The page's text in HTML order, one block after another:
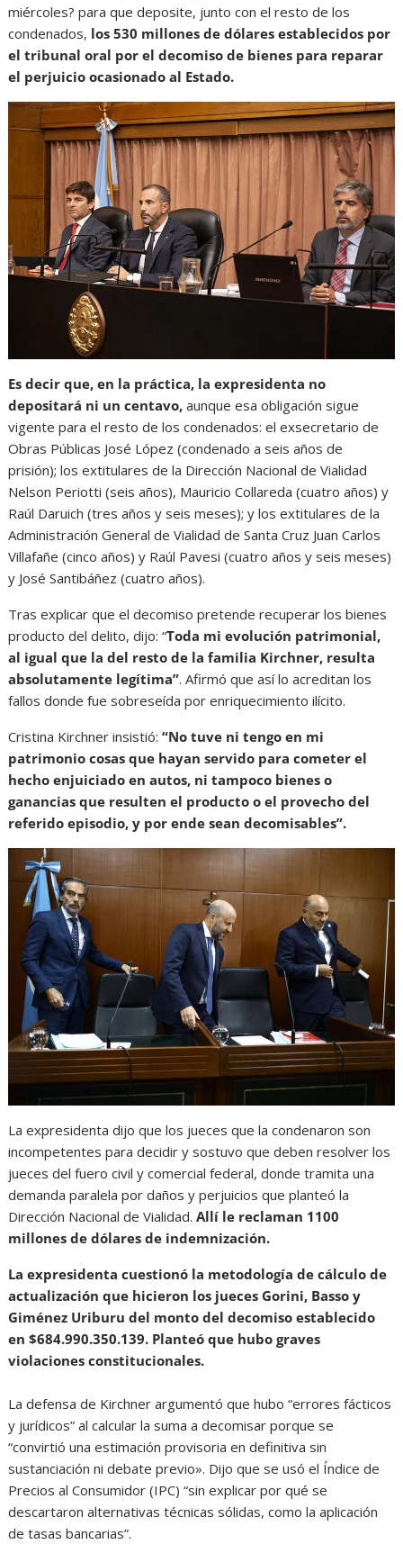
miércoles? para que deposite, junto con el resto de los
condenados, los 530 millones de dólares establecidos por
el tribunal oral por el decomiso de bienes para reparar
el perjuicio ocasionado al Estado.
Es decir que, en la práctica, la expresidenta no
depositará ni un centavo, aunque esa obligación sigue
vigente para el resto de los condenados: el exsecretario de
Obras Públicas José López (condenado a seis años de
prisión); los extitulares de la Dirección Nacional de Vialidad
Nelson Periotti (seis años), Mauricio Collareda (cuatro años) y
Raúl Daruich (tres años y seis meses); y los extitulares de la
Administración General de Vialidad de Santa Cruz Juan Carlos
Villafañe (cinco años) y Raúl Pavesi (cuatro años y seis meses)
y José Santibáñez (cuatro años).
Tras explicar que el decomiso pretende recuperar los bienes
producto del delito, dijo: “Toda mi evolución patrimonial,
al igual que la del resto de la familia Kirchner, resulta
absolutamente legítima”. Afirmó que así lo acreditan los
fallos donde fue sobreseída por enriquecimiento ilícito.
Cristina Kirchner insistió:“No tuve ni tengo en mi
patrimonio cosas que hayan servido para cometer el
hecho enjuiciado en autos, ni tampoco bienes o
ganancias que resulten el producto o el provecho del
referido episodio, y por ende sean decomisables”.
La expresidenta dijo que los jueces que la condenaron son
incompetentes para decidir y sostuvo que deben resolver los
jueces del fuero civil y comercial federal, donde tramita una
demanda paralela por daños y perjuicios que planteó la
Dirección Nacional de Vialidad. Allí le reclaman 1100
millones de dólares de indemnización.
La expresidenta cuestionó la metodología de cálculo de
actualización que hicieron los jueces Gorini, Basso y
Giménez Uriburu del monto del decomiso establecido
en $684.990.350.139. Planteó que hubo graves
violaciones constitucionales.
La defensa de Kirchner argumentó que hubo “errores fácticos
y jurídicos” al calcular la suma a decomisar porque se
“convirtió una estimación provisoria en definitiva sin
sustanciación ni debate previo». Dijo que se usó el Índice de
Precios al Consumidor (IPC) “sin explicar por qué se
descartaron alternativas técnicas sólidas, como la aplicación
de tasas bancarias”.